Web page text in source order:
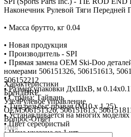
Наконечник Рулевой Тяги Передней
• Масса брутто, кг 0.04
• Новая продукция
• Производитель - SPI
• Прямая замена OEM Ski-Doo
номерами 506151326, 506151613,
506152212
• Размер упаковки ДхШхВ, м
• Страна: Тайвань
• Тип резьбы: правая (M10 x 1,25)
• Устанавливается на многих моделях
• Цвет серебристый
• Цена указана за 1 шт
Характеристики
БрендBRP
УзелРулевое управление
OEM506151326, 506151613,
Вопрос-Ответ
Имя